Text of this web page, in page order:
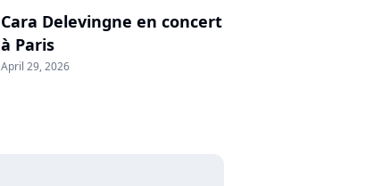
Cara Delevingne en concert
à Paris
April 29, 2026